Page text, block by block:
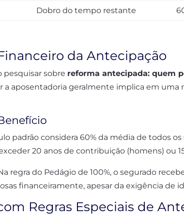
Dobro do tempo restante
da Antecipação
pesquisar sobre reforma antecipada: quem
a aposentadoria geralmente implica em
padrão considera 60% da média de todos
20 anos de contribuição (homens) ou
regra do Pedágio de 100%, o segurado
financeiramente, apesar da exigência de
Regras Especiais de